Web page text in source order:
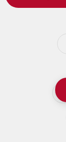
Zoersel